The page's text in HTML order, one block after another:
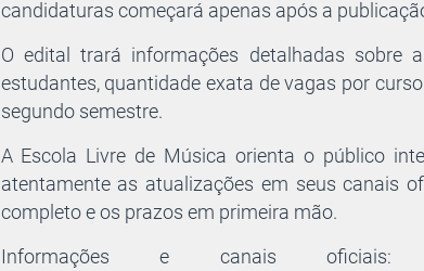
candidaturas começará apenas após a
O edital trará informações detalhadas sobre
estudantes, quantidade exata de vagas por
segundo semestre.
A Escola Livre de Música orienta o público
atentamente as atualizações em seus canais
completo e os prazos em primeira mão.
Informações e canais oficiais: